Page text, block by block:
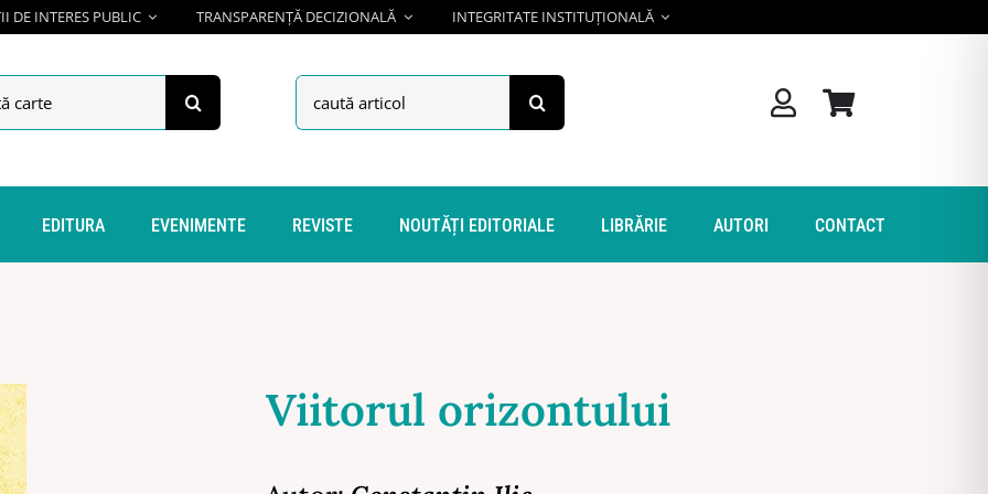
DE INTERES PUBLIC TRANSPARENȚĂ DECIZIONALĂ INTEGRITATE INSTITUȚIONALĂ
Search
for:
EDITURA EVENIMENTE REVISTE NOUTĂȚI EDITORIALE LIBRĂRIE AUTORI CONTACT
Viitorul orizontului